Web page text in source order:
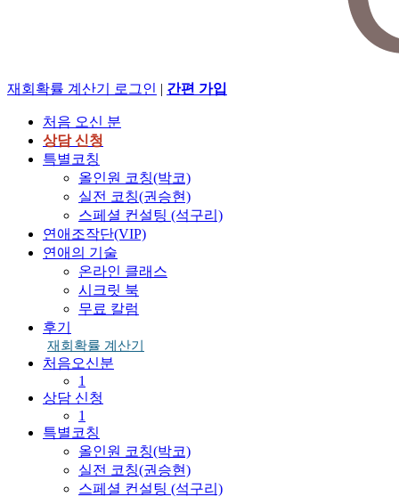
재회확률 계산기 로그인 | 간편 가입
처음 오신 분
상담 신청
특별코칭
올인원 코칭(박코)
실전 코칭(권승현)
스페셜 컨설팅 (석구리)
연애조작단(VIP)
연애의 기술
온라인 클래스
시크릿 북
무료 칼럼
후기
재회확률 계산기
처음오신분
1
상담 신청
1
특별코칭
올인원 코칭(박코)
실전 코칭(권승현)
스페셜 컨설팅 (석구리)